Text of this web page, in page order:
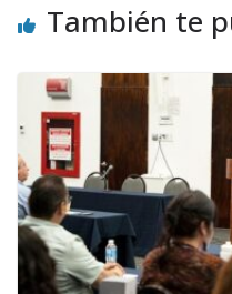
También te